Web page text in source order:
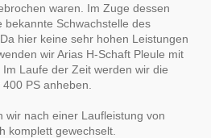
waren. Im Zuge dessen
bekannte Schwachstelle des
hier keine sehr hohen Leistungen
wir Arias H-Schaft Pleule mit
Laufe der Zeit werden wir die
PS anheben.
wir nach einer Laufleistung von
komplett gewechselt.